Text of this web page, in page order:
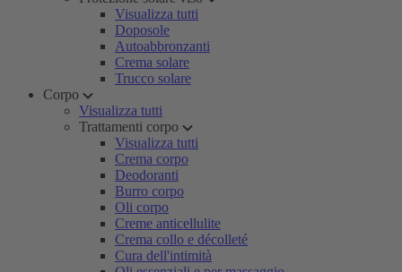
Visualizza tutti
Doposole
Autoabbronzanti
Crema solare
Trucco solare
Corpo
Visualizza tutti
Trattamenti corpo
Visualizza tutti
Crema corpo
Deodoranti
Burro corpo
Oli corpo
Creme anticellulite
Crema collo e décolleté
Cura dell'intimità